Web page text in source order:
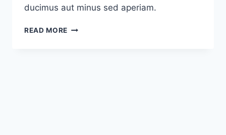
ducimus aut minus sed aperiam.
READ MORE DOLORUM